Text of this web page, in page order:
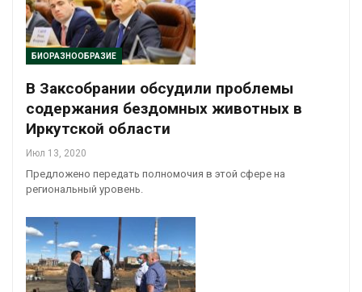
БИОРАЗНООБРАЗИЕ
В Заксобрании обсудили проблемы
содержания бездомных животных в
Иркутской области
Июл 13, 2020
Предложено передать полномочия в этой сфере на
региональный уровень.